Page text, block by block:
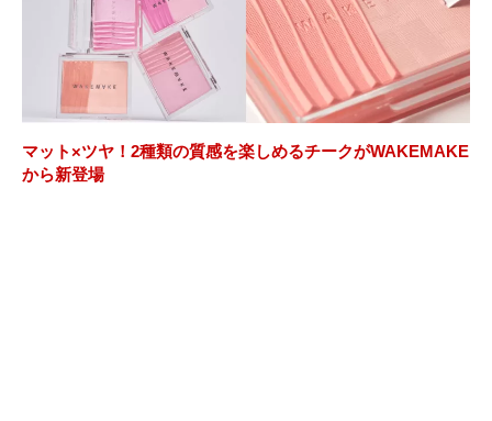
マット×ツヤ！2種類の質感を楽しめるチークがWAKEMAKE
から新登場